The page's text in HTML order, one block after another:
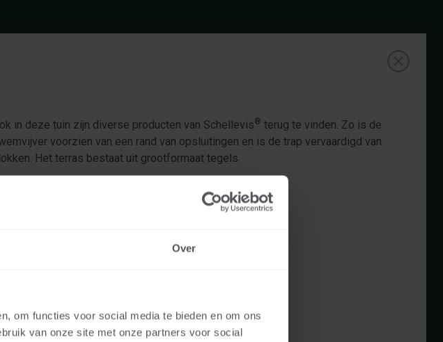
Over
om functies voor social media te bieden en om ons
van onze site met onze partners voor social
in deze tuin zijn diverse producten van Schellevis® terug te vinden. Zo is de
voorzien van een rand van opsluitingen en is de trap vervaardigd van
Het terras bestaat uit grootformaat tegels.